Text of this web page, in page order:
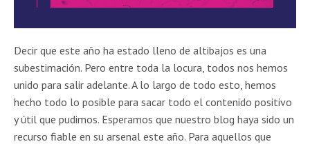
Decir que este año ha estado lleno de altibajos es una
subestimación. Pero entre toda la locura, todos nos hemos
unido para salir adelante. A lo largo de todo esto, hemos
hecho todo lo posible para sacar todo el contenido positivo
y útil que pudimos. Esperamos que nuestro blog haya sido un
recurso fiable en su arsenal este año. Para aquellos que